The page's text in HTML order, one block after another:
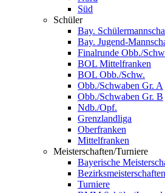
Süd
Schüler
Bay.
Bay. Jugend-
Finalrunde Obb./
BOL Mittelfranken
BOL Obb./Schw.
Obb./Schwaben Gr. A
Obb./Schwaben Gr. B
Ndb./Opf.
Grenzlandliga
Oberfranken
Mittelfranken
Meisterschaften/Turniere
Bayerische
Bezirksmeisterschaften
Turniere